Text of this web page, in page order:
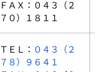
ＦＡＸ：０４３（２
７０）１８１１
ＴＥＬ： ０４３（２
７８）９６４１